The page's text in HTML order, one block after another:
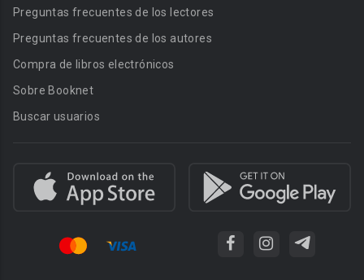
Preguntas frecuentes de los lectores
Preguntas frecuentes de los autores
Compra de libros electrónicos
Sobre Booknet
Buscar usuarios